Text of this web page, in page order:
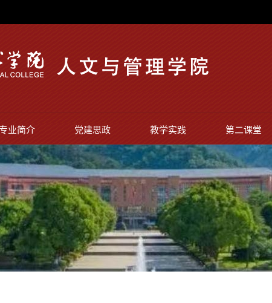
业简介 党建思政 教学实践 第二课堂